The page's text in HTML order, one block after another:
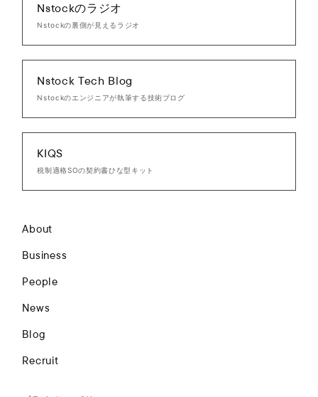
About
Business
People
News
Blog
Recruit
Nstockのラジオ
Nstockの裏側が見えるラジオ
Nstock Tech Blog
Nstockのエンジニアが執筆する技術ブログ
KIQS
税制適格SOの契約書ひな型キット